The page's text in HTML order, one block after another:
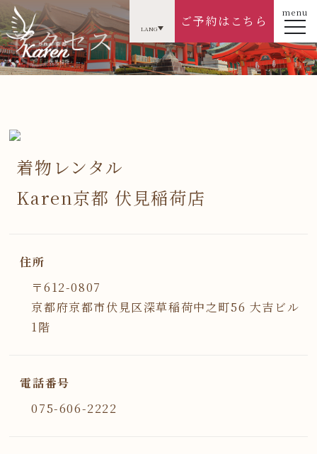
menu
ご予約はこちら
LANG
アクセス
着物レンタル
Karen京都 伏見稲荷店
住所
〒612-0807
京都府京都市伏見区深草稲荷中之町56 大吉ビル
1階
電話番号
075-606-2222